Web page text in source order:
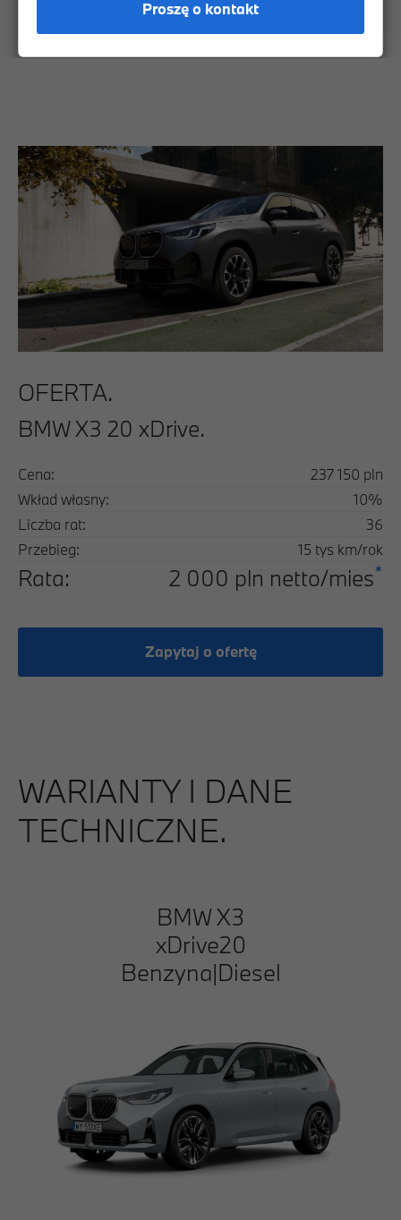
Proszę o kontakt
Wnętrze Technologie
OFERTA.
BMW X3 20 xDrive.
Cena:
237 150 pln
Wkład własny:
10%
Liczba rat:
36
Przebieg:
15 tys km/rok
Rata: 2 000 pln netto/mies*
Zapytaj o ofertę
WARIANTY I DANE
TECHNICZNE.
BMW X3
xDrive20
Benzyna|Diesel